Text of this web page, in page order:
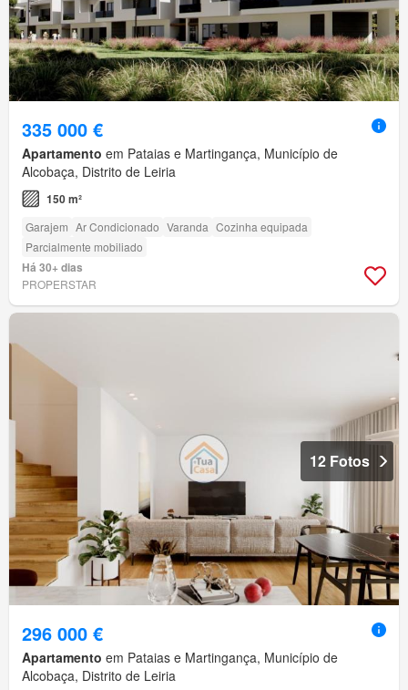
335 000 €
Apartamento em Pataias e Martingança, Município de
Alcobaça, Distrito de Leiria
150 m²
Garajem Ar Condicionado Varanda Cozinha equipada
Parcialmente mobiliado
Há 30+ dias
PROPERSTAR
12 Fotos
296 000 €
Apartamento em Pataias e Martingança, Município de
Alcobaça, Distrito de Leiria